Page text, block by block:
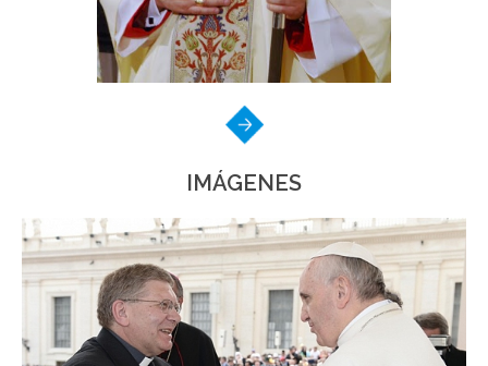
IMÁGENES